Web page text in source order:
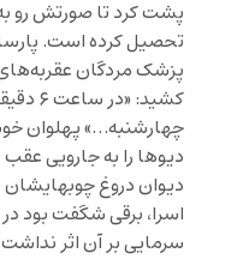
پشت کرد تا صورتش رو
تحصیل کرده است.
پزشک مردگان
چهارشنبه…» پهلوان
دیوها را به جارویی عقب
دیوان دروغ چوبهایشان
اسرا، برقی شگفت بود
سرمایی بر آن اثر